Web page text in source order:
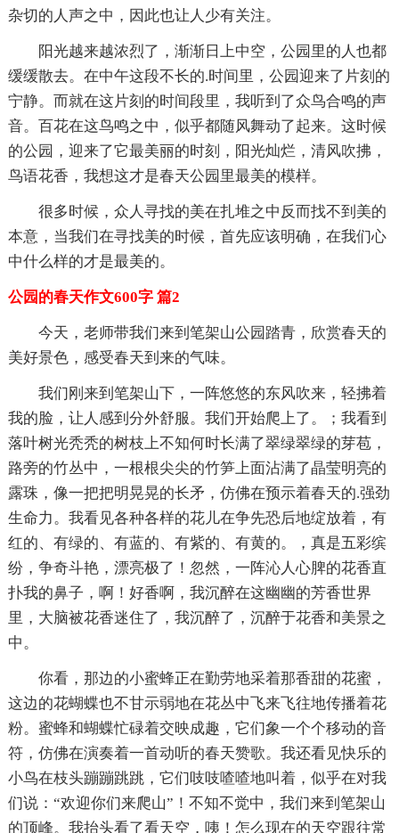
杂切的人声之中，因此也让人少有关注。
阳光越来越浓烈了，渐渐日上中空，公园里的人也都
缓缓散去。在中午这段不长的.时间里，公园迎来了片刻的
宁静。而就在这片刻的时间段里，我听到了众鸟合鸣的声
音。百花在这鸟鸣之中，似乎都随风舞动了起来。这时候
的公园，迎来了它最美丽的时刻，阳光灿烂，清风吹拂，
鸟语花香，我想这才是春天公园里最美的模样。
很多时候，众人寻找的美在扎堆之中反而找不到美的
本意，当我们在寻找美的时候，首先应该明确，在我们心
中什么样的才是最美的。
公园的春天作文600字 篇2
今天，老师带我们来到笔架山公园踏青，欣赏春天的
美好景色，感受春天到来的气味。
我们刚来到笔架山下，一阵悠悠的东风吹来，轻拂着
我的脸，让人感到分外舒服。我们开始爬上了。；我看到
落叶树光秃秃的树枝上不知何时长满了翠绿翠绿的芽苞，
路旁的竹丛中，一根根尖尖的竹笋上面沾满了晶莹明亮的
露珠，像一把把明晃晃的长矛，仿佛在预示着春天的.强劲
生命力。我看见各种各样的花儿在争先恐后地绽放着，有
红的、有绿的、有蓝的、有紫的、有黄的。，真是五彩缤
纷，争奇斗艳，漂亮极了！忽然，一阵沁人心脾的花香直
扑我的鼻子，啊！好香啊，我沉醉在这幽幽的芳香世界
里，大脑被花香迷住了，我沉醉了，沉醉于花香和美景之
中。
你看，那边的小蜜蜂正在勤劳地采着那香甜的花蜜，
这边的花蝴蝶也不甘示弱地在花丛中飞来飞往地传播着花
粉。蜜蜂和蝴蝶忙碌着交映成趣，它们象一个个移动的音
符，仿佛在演奏着一首动听的春天赞歌。我还看见快乐的
小鸟在枝头蹦蹦跳跳，它们吱吱喳喳地叫着，似乎在对我
们说：“欢迎你们来爬山”！不知不觉中，我们来到笔架山
的顶峰。我抬头看了看天空，咦！怎么现在的天空跟往常